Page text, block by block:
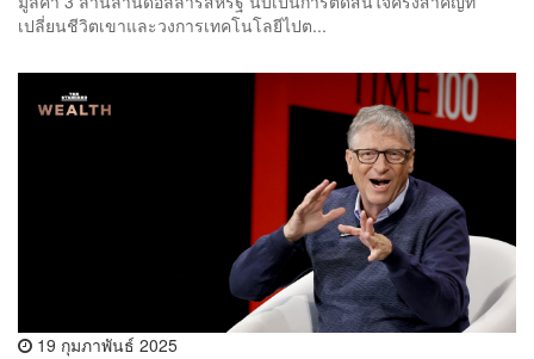
เปลี่ยนชีวิตเขาและวงการเทคโนโลยีไปต...
19 กุมภาพันธ์ 2025